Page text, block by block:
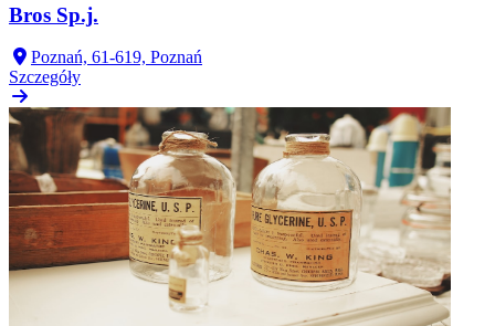
Bros Sp.j.
Poznań, 61-619, Poznań
Szczegóły